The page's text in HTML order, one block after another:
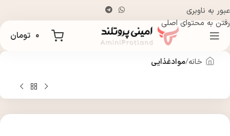
عبور به ناوبری
رفتن به محتوای اصلی
۰ تومان
خانه موادغذایی